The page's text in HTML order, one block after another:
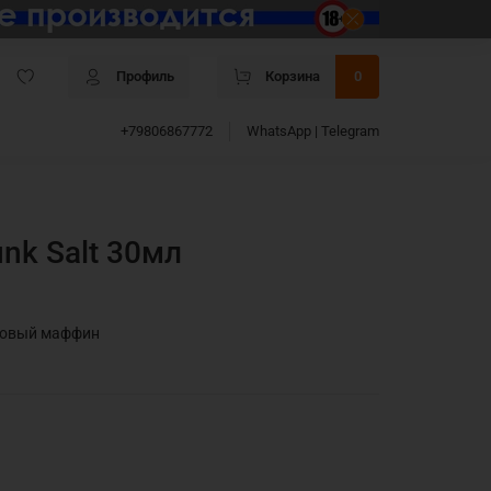
Профиль Корзина 0
+79806867772 WhatsApp | Telegram
Salt 30мл
маффин